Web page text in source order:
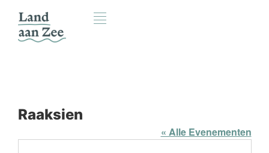
Raaksien
« Alle Evenementen